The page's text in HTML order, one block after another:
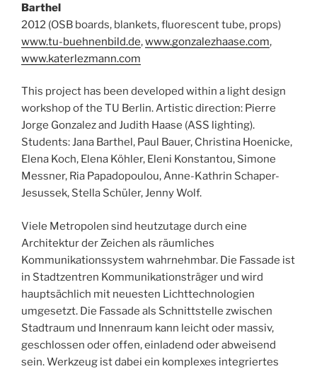
Barthel
2012 (OSB boards, blankets, fluorescent tube, props)
www.tu-buehnenbild.de,www.gonzalezhaase.com,
www.katerlezmann.com
This project has been developed within a light design
workshop of the TU Berlin. Artistic direction: Pierre
Jorge Gonzalez and Judith Haase (ASS lighting).
Students: Jana Barthel, Paul Bauer, Christina Hoenicke,
Elena Koch, Elena Köhler, Eleni Konstantou, Simone
Messner, Ria Papadopoulou, Anne-Kathrin Schaper-
Jesussek, Stella Schüler, Jenny Wolf.
Viele Metropolen sind heutzutage durch eine
Architektur der Zeichen als räumliches
Kommunikationssystem wahrnehmbar. Die Fassade ist
in Stadtzentren Kommunikationsträger und wird
hauptsächlich mit neuesten Lichttechnologien
umgesetzt. Die Fassade als Schnittstelle zwischen
Stadtraum und Innenraum kann leicht oder massiv,
geschlossen oder offen, einladend oder abweisend
sein. Werkzeug ist dabei ein komplexes integriertes